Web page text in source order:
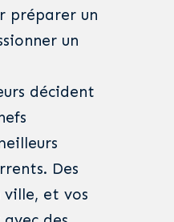
préparer un
un
décident
Des
ville, et vos